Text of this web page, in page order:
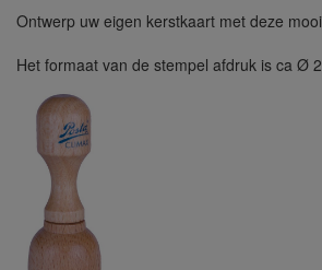
Ontwerp uw eigen kerstkaart met deze
Het formaat van de stempel afdruk is ca Ø